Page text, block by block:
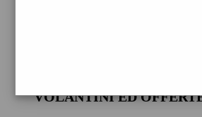
VOLANTINI ED